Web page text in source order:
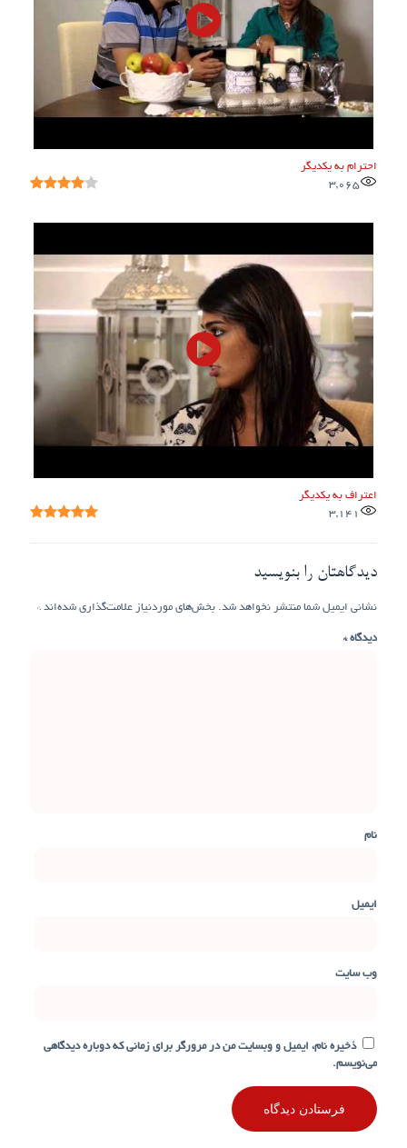
احترام به یکدیگر
3,065
اعتراف به یکدیگر
3,141
دیدگاهتان را بنویسید
نشانی ایمیل شما منتشر نخواهد شد. بخش‌های موردنیاز علامت‌گذاری شده‌اند *
دیدگاه*
نام
ایمیل
وب‌ سایت
ذخیره نام، ایمیل و وبسایت من در مرورگر برای زمانی که دوباره دیدگاهی
می‌نویسم.